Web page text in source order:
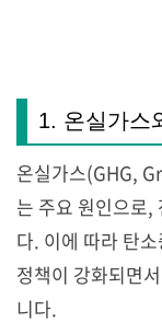
1. 온실가스
온실가스(GHG,
는 주요 원인으로,
다. 이에 따라 탄
정책이 강화되면
니다.